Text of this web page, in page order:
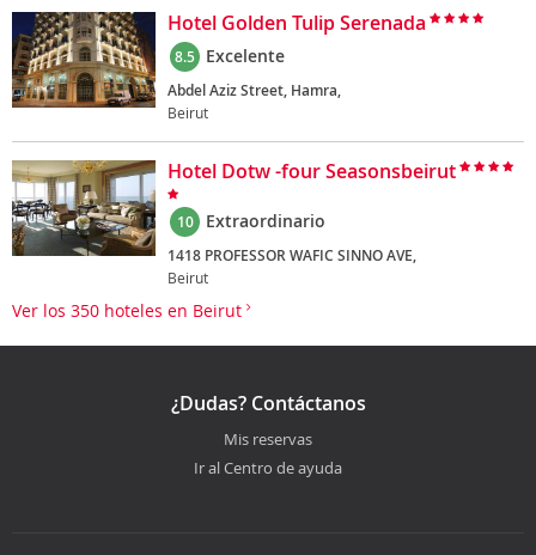
Hotel Golden Tulip Serenada
8.5 Excelente
Abdel Aziz Street, Hamra,
Beirut
Hotel Dotw -four Seasonsbeirut
10 Extraordinario
1418 PROFESSOR WAFIC SINNO AVE,
Beirut
Ver los 350 hoteles en Beirut
¿Dudas? Contáctanos
Mis reservas
Ir al Centro de ayuda